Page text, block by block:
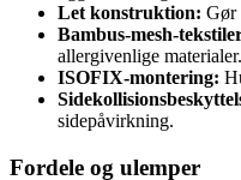
Let konstruktion: Gør
Bambus-mesh-
allergivenlige materialer.
ISOFIX-montering:
sidepåvirkning.
Fordele og ulemper